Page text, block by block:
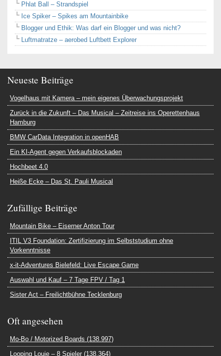
Phlat Ball – Strandspiel
Ice Spiker – Spikes am Mountainbike
Blogger und Ethik: Was darf ein Blogger und was nicht?
Luftmatratze – aerobed Luftbett Explorer
Neueste Beiträge
Vogelhaus mit Kamera – mein eigenes Überwachungsprojekt
Zurück in die Zukunft – Das Musical – Zeitreise ins Operettenhaus
Hamburg
BMW CarData Integration in openHAB
Ein KI-Agent gegen Verkaufsblockaden
Hochbeet 4.0
Heiße Ecke – Das St. Pauli Musical
Zufällige Beiträge
Mountain Bike – Eiserner Anton Tour
ITIL V3 Foundation: Zertifizierung im Selbststudium ohne
Vorkenntnisse
x-it-Adventures Bielefeld: Live Escape Game
Auswahl und Kauf – 7 Tage FPV / Tag 1
Sister Act – Freilichtbühne Tecklenburg
Oft angesehen
Mo-Bo / Motorized Boards (138.997)
Looping Louie – 8 Spieler (138.364)